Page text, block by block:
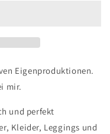
Eigenproduktionen.
mir.
und perfekt
Kleider, Leggings und